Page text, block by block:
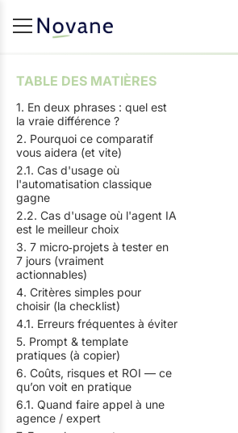
TABLE DES MATIÈRES
1. En deux phrases : quel est
la vraie différence ?
2. Pourquoi ce comparatif
vous aidera (et vite)
2.1. Cas d'usage où
l'automatisation classique
gagne
2.2. Cas d'usage où l'agent IA
est le meilleur choix
3. 7 micro‑projets à tester en
7 jours (vraiment
actionnables)
4. Critères simples pour
choisir (la checklist)
4.1. Erreurs fréquentes à éviter
5. Prompt & template
pratiques (à copier)
6. Coûts, risques et ROI — ce
qu’on voit en pratique
6.1. Quand faire appel à une
agence / expert